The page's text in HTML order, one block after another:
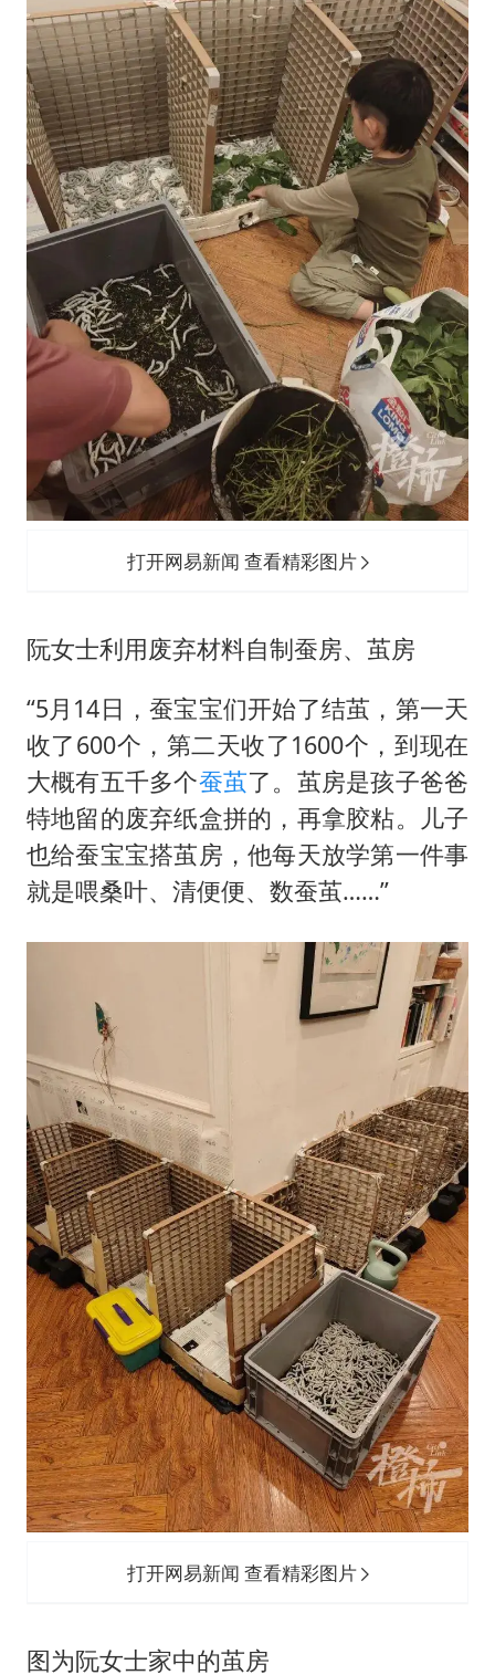
打开网易新闻 查看精彩图片
阮女士利用废弃材料自制蚕房、茧房
“5月14日，蚕宝宝们开始了结茧，第一天
收了600个，第二天收了1600个，到现在
大概有五千多个蚕茧了。茧房是孩子爸爸
特地留的废弃纸盒拼的，再拿胶粘。儿子
也给蚕宝宝搭茧房，他每天放学第一件事
就是喂桑叶、清便便、数蚕茧……”
打开网易新闻 查看精彩图片
图为阮女士家中的茧房